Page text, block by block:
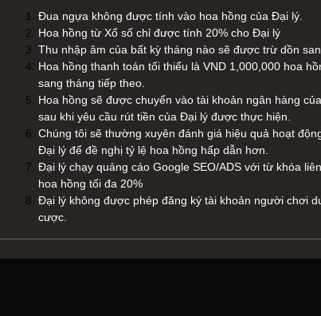
Đua ngựa không được tính vào hoa hồng của Đại lý.
Hoa hồng từ Xổ số chỉ được tính 20% cho Đại lý
Thu nhập âm của bất kỳ tháng nào sẽ được trừ dồn
Hoa hồng thanh toán tối thiểu là VND 1,000,000 hoa
sang tháng tiếp theo.
Hoa hồng sẽ được chuyển vào tài khoản ngân hàng
sau khi yêu cầu rút tiền của Đại lý được thực hiện.
Chúng tôi sẽ thường xuyên đánh giá hiệu quả hoạt
Đại lý để đề nghị tỷ lệ hoa hồng hấp dẫn hơn.
Đại lý chạy quảng cáo Google SEO/ADS với từ khóa
hoa hồng tối đa 20%
Đại lý không được phép đăng ký tài khoản người chơi
cược.